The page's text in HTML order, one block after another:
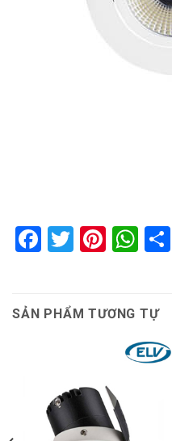
Facebook
Twitter
SẢN PHẨM TƯƠNG TỰ